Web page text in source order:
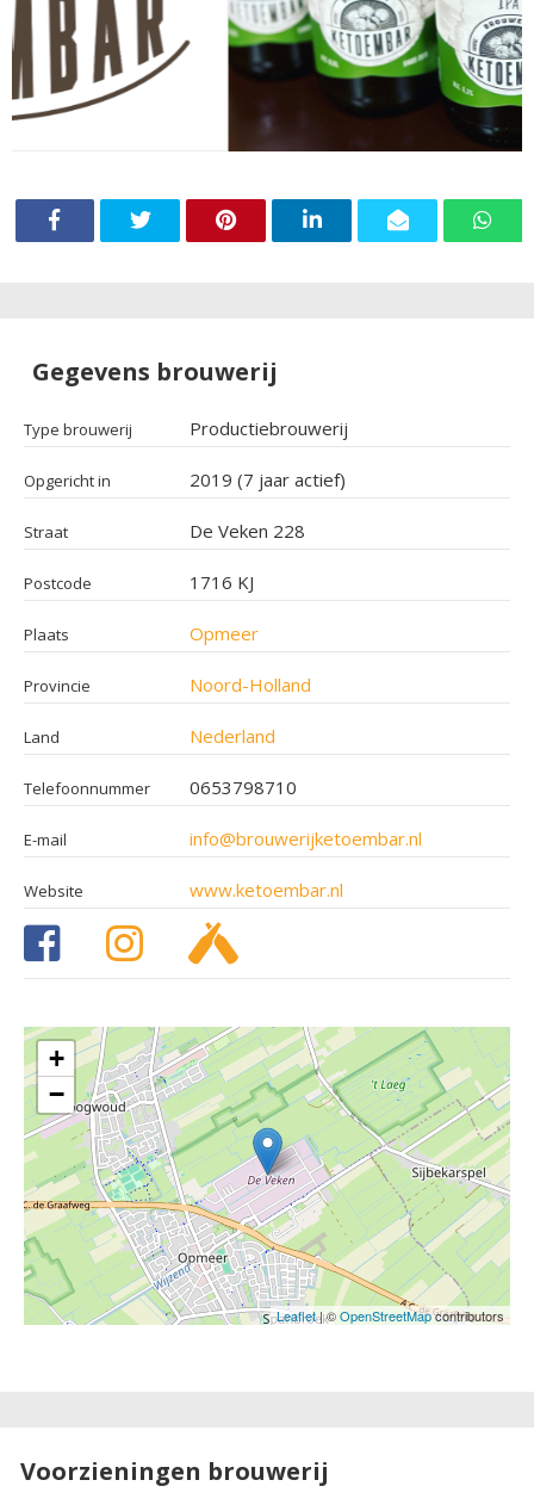
Gegevens brouwerij
Type brouwerij Productiebrouwerij
Opgericht in 2019 (7 jaar actief)
Straat De Veken 228
Postcode 1716 KJ
Plaats Opmeer
Provincie Noord-Holland
Land Nederland
Telefoonnummer 0653798710
E-mail info@brouwerijketoembar.nl
Website www.ketoembar.nl
+
−
Leaflet| ©OpenStreetMapcontributors
Voorzieningen brouwerij